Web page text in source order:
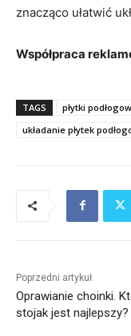
znacząco ułatwić
Współpraca
TAGS płytki
układanie płytek
Poprzedni artykuł
Oprawianie choinki.
stojak jest najlepszy?